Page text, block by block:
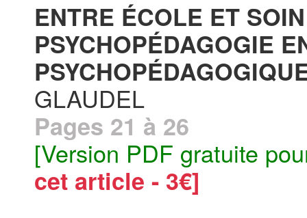
ENTRE ÉCOLE ET
PSYCHOPÉDAGOGIE
GLAUDEL
Pages 21 à 26
[Version PDF gratuite
cet article - 3€]